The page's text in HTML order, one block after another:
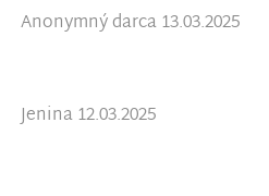
Anonymný darca 13.03.2025
Jenina 12.03.2025